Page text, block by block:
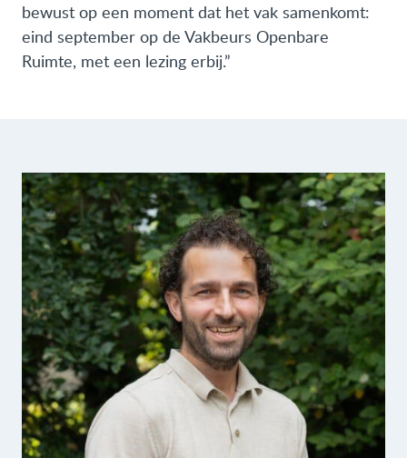
bewust op een moment dat het vak samenkomt:
eind september op de Vakbeurs Openbare
Ruimte, met een lezing erbij.”